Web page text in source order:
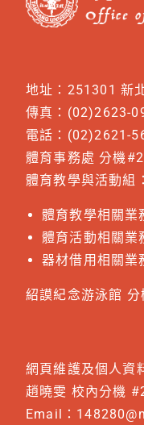
地址：251301 新
傳真：(02)2623-
電話：(02)2621-
體育事務處 分機
體育教學與活動組：
體育教學相關
體育活動相關
器材借用相關
紹謨紀念游泳館
網頁維護及個人資
趙曉雯 校內分機
Email：